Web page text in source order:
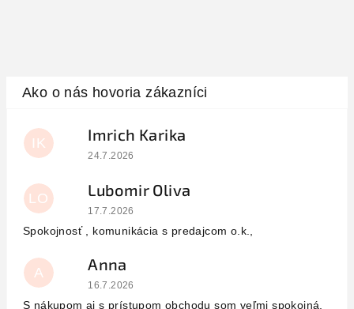
IK Imrich Karika
Hodnotenie obchodu je 5 z 5 hviezdičiek.
24.7.2026
LO Lubomir Oliva
Hodnotenie obchodu je 5 z 5 hviezdičiek.
17.7.2026
Spokojnosť , komunikácia s predajcom o.k.,
A Anna
Hodnotenie obchodu je 5 z 5 hviezdičiek.
16.7.2026
S nákupom aj s prístupom obchodu som veľmi spokojná.